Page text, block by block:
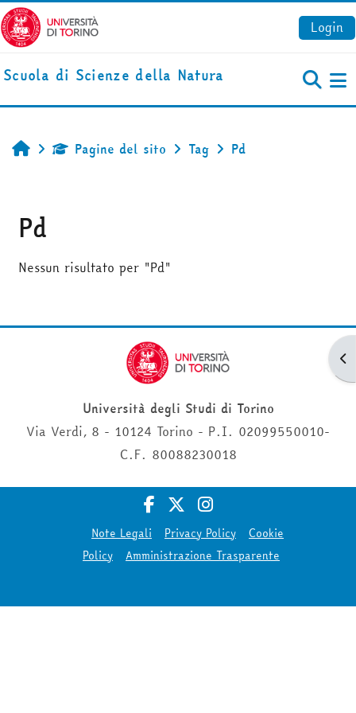
Vai al contenuto principale
Login
Scuola di Scienze della Natura
HomePagine del sito Tag Pd
Pd
Nessun risultato per "Pd"
Università degli Studi di Torino
Via Verdi, 8 - 10124 Torino - P.I. 02099550010-
C.F. 80088230018
Note Legali Privacy Policy
Cookie
Policy
Amministrazione Trasparente